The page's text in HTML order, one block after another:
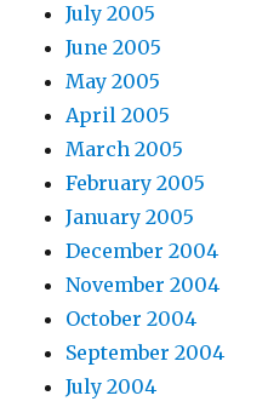
July 2005
June 2005
May 2005
April 2005
March 2005
February 2005
January 2005
December 2004
November 2004
October 2004
September 2004
July 2004